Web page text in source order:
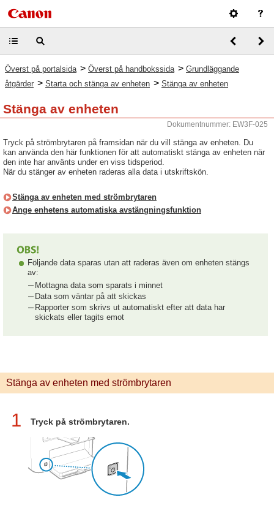
Överst på portalsida > Överst på handbokssida > Grundläggande
åtgärder > Starta och stänga av enheten > Stänga av enheten
Stänga av enheten
Dokumentnummer: EW3F-025
Tryck på strömbrytaren på framsidan när du vill stänga av enheten. Du
kan använda den här funktionen för att automatiskt stänga av enheten när
den inte har använts under en viss tidsperiod.
När du stänger av enheten raderas alla data i utskriftskön.
Stänga av enheten med strömbrytaren
Ange enhetens automatiska avstängningsfunktion
Följande data sparas utan att raderas även om enheten stängs
av:
Mottagna data som sparats i minnet
Data som väntar på att skickas
Rapporter som skrivs ut automatiskt efter att data har
skickats eller tagits emot
Stänga av enheten med strömbrytaren
1 Tryck på strömbrytaren.